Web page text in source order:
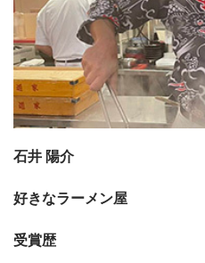
石井 陽介
好きなラーメン屋
受賞歴